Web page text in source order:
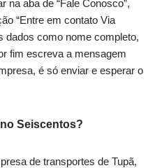
na aba de “Fale Conosco”,
“Entre em contato Via
dados como nome completo,
fim escreva a mensagem
é só enviar e esperar o
Seiscentos?
de transportes de Tupã,